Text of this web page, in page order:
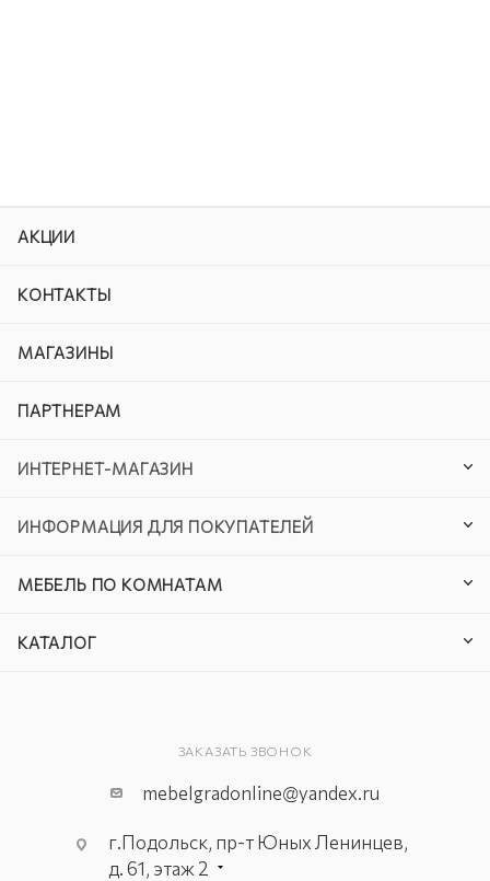
АКЦИИ
КОНТАКТЫ
МАГАЗИНЫ
ПАРТНЕРАМ
ИНТЕРНЕТ-МАГАЗИН
ИНФОРМАЦИЯ ДЛЯ ПОКУПАТЕЛЕЙ
МЕБЕЛЬ ПО КОМНАТАМ
КАТАЛОГ
ЗАКАЗАТЬ ЗВОНОК
mebelgradonline@yandex.ru
г.Подольск, пр-т Юных Ленинцев,
д. 61, этаж 2